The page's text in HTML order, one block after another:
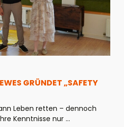
GRÜNDET „SAFETY
Leben retten – dennoch
Kenntnisse nur ...